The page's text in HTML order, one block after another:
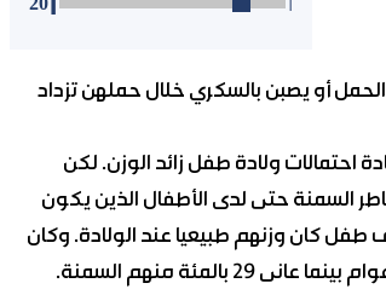
الحمل أو يصبن بالسكري خلال حملهن تزداد
احتمالات ولادة طفل زائد الوزن. لكن
السمنة حتى لدى الأطفال الذين يكون
عند الولادة. وتابع الباحثون على مدى عشر سنوات أكثر من 13 ألف طفل كان وزنهم طبيعيا عند الولادة. وكان